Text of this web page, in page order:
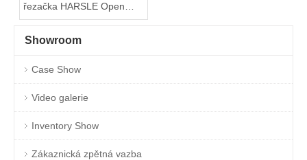
řezačka HARSLE Open
Design HS-1500W
Showroom
Case Show
Video galerie
Inventory Show
Zákaznická zpětná vazba